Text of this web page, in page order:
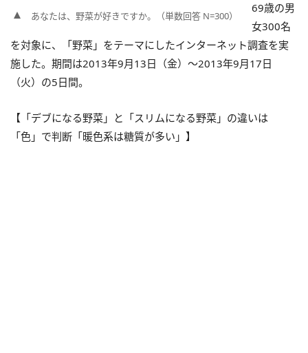
あなたは、野菜が好きですか。（単数回答 N=300）
69歳の男
女300名
を対象に、「野菜」をテーマにしたインターネット調査を実
施した。期間は2013年9月13日（金）～2013年9月17日
（火）の5日間。
【「デブになる野菜」と「スリムになる野菜」の違いは
「色」で判断「暖色系は糖質が多い」】